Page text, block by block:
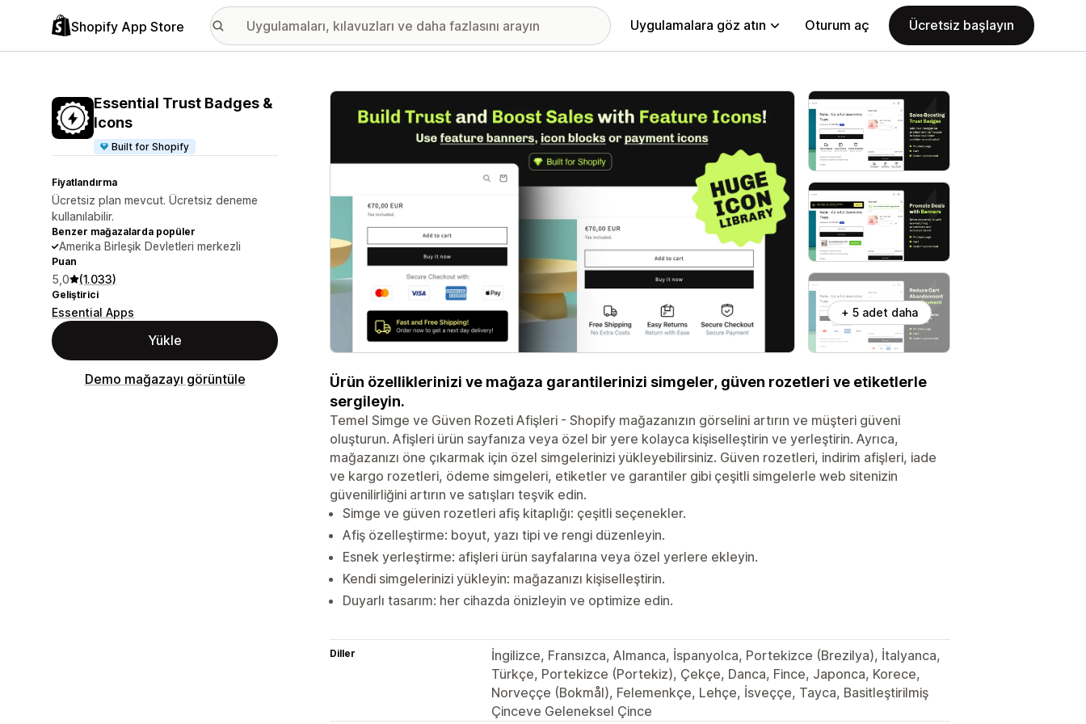
Shopify App Store Uygulamalara göz atın Oturum aç Ücretsiz başlayın
Essential Trust Badges &
Icons
Built for Shopify
Fiyatlandırma
Ücretsiz plan mevcut. Ücretsiz deneme
kullanılabilir.
Benzer mağazalarda popüler
Amerika Birleşik Devletleri merkezli
Puan
5,0 (1.033)
Geliştirici
Essential Apps
Yükle
Demo mağazayı görüntüle
Öne çıkan görsel galerisi
+ 5 adet daha
Ürün özelliklerinizi ve mağaza garantilerinizi simgeler, güven rozetleri ve etiketlerle
sergileyin.
Temel Simge ve Güven Rozeti Afişleri - Shopify mağazanızın görselini artırın ve müşteri güveni
oluşturun. Afişleri ürün sayfanıza veya özel bir yere kolayca kişiselleştirin ve yerleştirin. Ayrıca,
mağazanızı öne çıkarmak için özel simgelerinizi yükleyebilirsiniz. Güven rozetleri, indirim afişleri, iade
ve kargo rozetleri, ödeme simgeleri, etiketler ve garantiler gibi çeşitli simgelerle web sitenizin
güvenilirliğini artırın ve satışları teşvik edin.
Simge ve güven rozetleri afiş kitaplığı: çeşitli seçenekler.
Afiş özelleştirme: boyut, yazı tipi ve rengi düzenleyin.
Esnek yerleştirme: afişleri ürün sayfalarına veya özel yerlere ekleyin.
Kendi simgelerinizi yükleyin: mağazanızı kişiselleştirin.
Duyarlı tasarım: her cihazda önizleyin ve optimize edin.
Diller
İngilizce, Fransızca, Almanca, İspanyolca, Portekizce (Brezilya), İtalyanca,
Türkçe, Portekizce (Portekiz), Çekçe, Danca, Fince, Japonca, Korece,
Norveççe (Bokmål), Felemenkçe, Lehçe, İsveççe, Tayca, Basitleştirilmiş
Çinceve Geleneksel Çince